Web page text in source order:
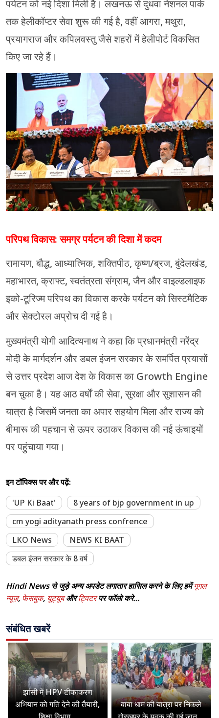
पर्यटन को नई दिशा मिली है। लखनऊ से दुधवा नेशनल पार्क
तक हेलीकॉप्टर सेवा शुरू की गई है, वहीं आगरा, मथुरा,
प्रयागराज और कपिलवस्तु जैसे शहरों में हेलीपोर्ट विकसित
किए जा रहे हैं।
परिपथ विकास: समग्र पर्यटन की दिशा में कदम
रामायण, बौद्ध, आध्यात्मिक, शक्तिपीठ, कृष्ण/ब्रज, बुंदेलखंड,
महाभारत, क्राफ्ट, स्वतंत्रता संग्राम, जैन और वाइल्डलाइफ
इको-टूरिज्म परिपथ का विकास करके पर्यटन को सिस्टमैटिक
और सेक्टोरल अप्रोच दी गई है।
मुख्यमंत्री योगी आदित्यनाथ ने कहा कि प्रधानमंत्री नरेंद्र
मोदी के मार्गदर्शन और डबल इंजन सरकार के समर्पित प्रयासों
से उत्तर प्रदेश आज देश के विकास का Growth Engine
बन चुका है। यह आठ वर्षों की सेवा, सुरक्षा और सुशासन की
यात्रा है जिसमें जनता का अपार सहयोग मिला और राज्य को
बीमारू की पहचान से ऊपर उठाकर विकास की नई ऊंचाइयों
पर पहुंचाया गया।
इन टॉपिक्स पर और पढ़ें:
'UP Ki Baat'
8 years of bjp government in up
cm yogi adityanath press confrence
LKO News
NEWS KI BAAT
डबल इंजन सरकार के 8 वर्ष
Hindi News से जुड़े अन्य अपडेट लगातार हासिल करने के लिए हमेंगूगल
न्यूज़, फेसबुक, यूट्यूबऔरट्विटरपर फॉलो करे...
संबंधित खबरें
झांसी में HPV टीकाकरण
अभियान को गति देने की तैयारी,
बाबा धाम की यात्रा पर निकले